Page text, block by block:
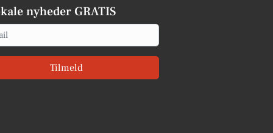
nyheder GRATIS
Tilmeld